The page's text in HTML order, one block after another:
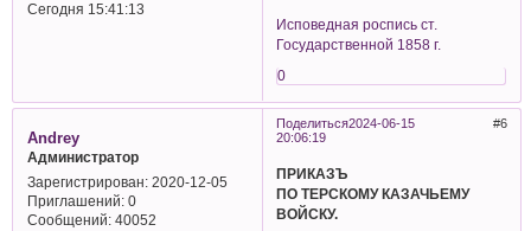
Сегодня 15:41:13
Исповедная роспись ст.
Государственной 1858 г.
0
Поделиться 6
2024-06-15
20:06:19
Andrey
Администратор
Зарегистрирован: 2020-12-05
Приглашений:0
Сообщений:40052
ПРИКАЗЪ
ПО ТЕРСКОМУ КАЗАЧЬЕМУ
ВОЙСКУ.